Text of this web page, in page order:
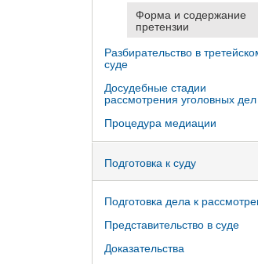
Форма и содержание
претензии
Разбирательство в
суде
Досудебные стадии
рассмотрения уголовных дел
Процедура медиации
Подготовка к суду
Подготовка дела к
Представительство в суде
Доказательства